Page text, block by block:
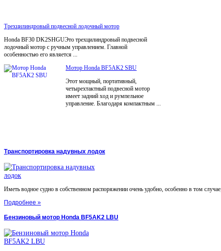
Трехцилиндровый подвесной лодочный мотор
Honda BF30 DK2SHGUЭто трехцилиндровый подвесной
лодочный мотор с ручным управлением. Главной
особенностью его является ...
Мотор Honda BF5AK2 SBU
Этот мощный, портативный,
четырехтактный подвесной мотор
имеет задний ход и румпельное
управление. Благодаря компактным ...
Транспортировка надувных лодок
Иметь водное судно в собственном распоряжении очень удобно, особенно в том
Подробнее »
Бензиновый мотор Honda BF5AK2 LBU